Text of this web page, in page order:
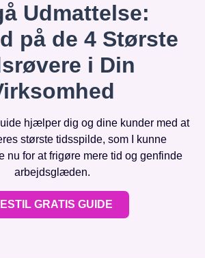
Udmattelse:
på de 4 Største
i Din
hjælper dig og dine kunder med at
største tidsspilde, som I kunne
nu for at frigøre mere tid og genfinde
arbejdsglæden.
GRATIS GUIDE